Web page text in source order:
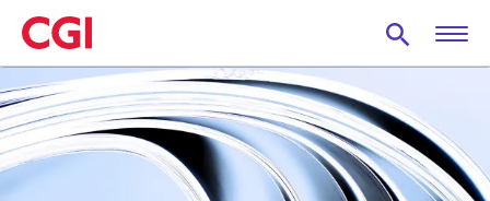
Skip
to
main
content